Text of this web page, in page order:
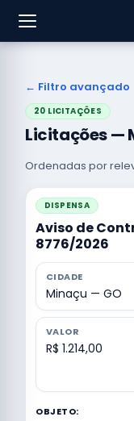
← Filtro avançado
20 LICITAÇÕES
Licitações —
Ordenadas por
DISPENSA
Aviso de
8776/2026
CIDADE
Minaçu — GO
VALOR
R$ 1.214,00
OBJETO: